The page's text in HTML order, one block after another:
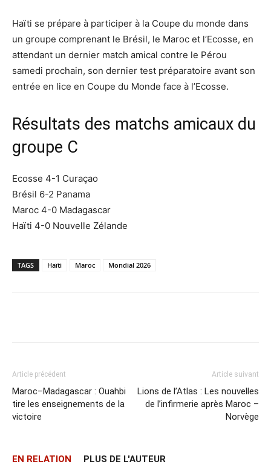
Haïti se prépare à participer à la Coupe du monde dans
un groupe comprenant le Brésil, le Maroc et l’Ecosse, en
attendant un dernier match amical contre le Pérou
samedi prochain, son dernier test préparatoire avant son
entrée en lice en Coupe du Monde face à l’Ecosse.
Résultats des matchs amicaux du
groupe C
Ecosse 4-1 Curaçao
Brésil 6-2 Panama
Maroc 4-0 Madagascar
Haïti 4-0 Nouvelle Zélande
TAGS Haïti Maroc Mondial 2026
Article précédent
Maroc–Madagascar : Ouahbi
tire les enseignements de la
victoire
Article suivant
Lions de l’Atlas : Les nouvelles
de l’infirmerie après Maroc –
Norvège
EN RELATION PLUS DE L'AUTEUR